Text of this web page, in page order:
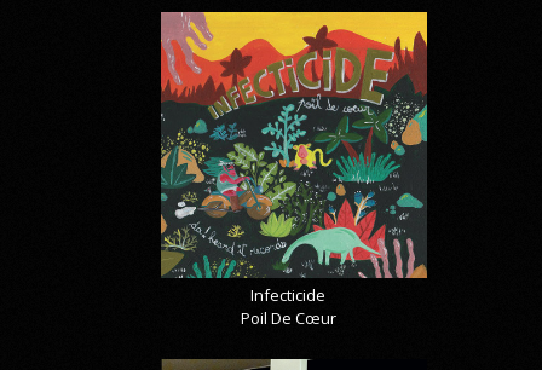
Infecticide
Poil De Cœur